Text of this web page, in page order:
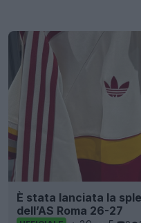
È stata lanciata la
dell’AS Roma 26-27